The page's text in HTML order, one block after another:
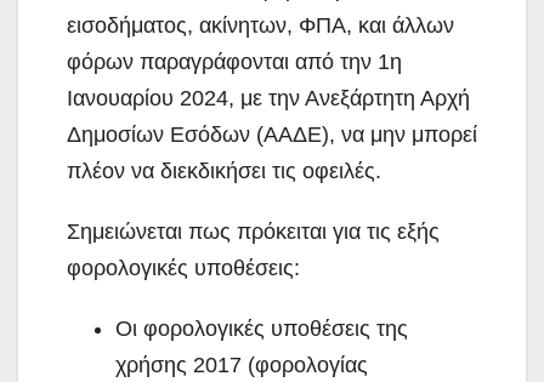
εισοδήματος, ακίνητων, ΦΠΑ, και άλλων
φόρων παραγράφονται από την 1η
Ιανουαρίου 2024, με την Ανεξάρτητη Αρχή
Δημοσίων Εσόδων (ΑΑΔΕ), να μην μπορεί
πλέον να διεκδικήσει τις οφειλές.
Σημειώνεται πως πρόκειται για τις εξής
φορολογικές υποθέσεις:
Οι φορολογικές υποθέσεις της
χρήσης 2017 (φορολογίας